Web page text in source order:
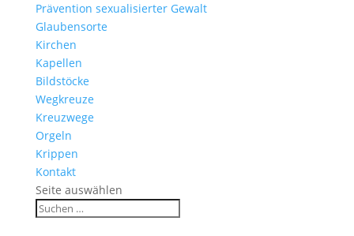
Präven­tion sexua­li­sierter Gewalt
Glau­ben­s­orte
Kirchen
Kapellen
Bild­stöcke
Wegkreuze
Kreuz­wege
Orgeln
Krippen
Kontakt
Seite auswählen